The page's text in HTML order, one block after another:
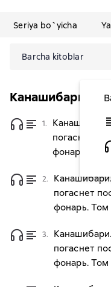
Seriya bo`yicha
Barcha kitoblar
Канашибари
1.
погаснет
фонарь. Том
2.
погаснет
фонарь. Том
3.
погаснет
фонарь. Том